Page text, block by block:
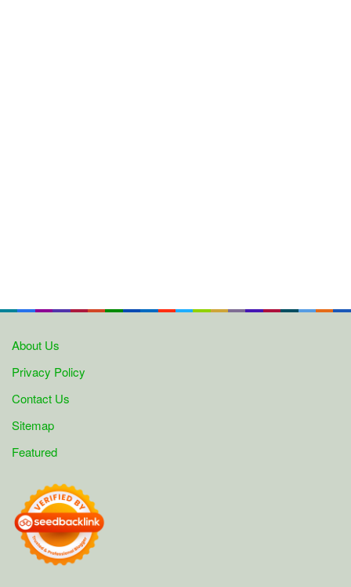
About Us
Privacy Policy
Contact Us
Sitemap
Featured